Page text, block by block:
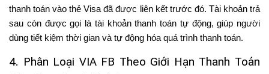
thanh toán vào thẻ Visa đã được liên kết trước đó. Tài khoản trả
sau còn được gọi là tài khoản thanh toán tự động, giúp người
dùng tiết kiệm thời gian và tự động hóa quá trình thanh toán.
4. Phân Loại VIA FB Theo Giới Hạn Thanh Toán